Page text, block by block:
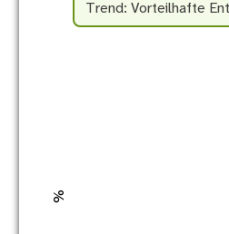
Trend: Vorteilhafte
%